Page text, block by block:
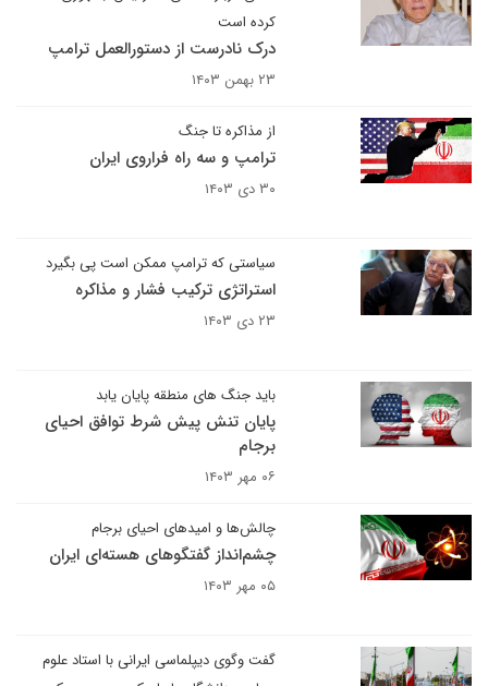
کرده است
درک نادرست از دستورالعمل ترامپ
۲۳ بهمن ۱۴۰۳
از مذاکره تا جنگ
ترامپ و سه راه فراروی ایران
۳۰ دی ۱۴۰۳
سیاستی که ترامپ ممکن است پی بگیرد
استراتژی ترکیب فشار و مذاکره
۲۳ دی ۱۴۰۳
باید جنگ های منطقه پایان یابد
پایان تنش پیش شرط توافق احیای
برجام
۰۶ مهر ۱۴۰۳
چالش‌ها و امیدهای احیای برجام
چشم‌انداز گفتگوهای هسته‌ای ایران
۰۵ مهر ۱۴۰۳
گفت وگوی دیپلماسی ایرانی با استاد علوم